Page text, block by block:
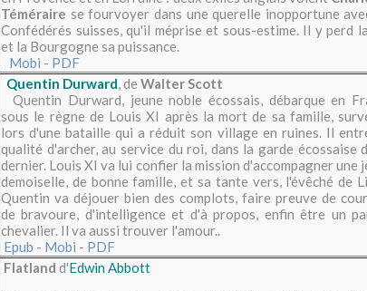
Téméraire se fourvoyer dans une querelle inopportune
Confédérés suisses, qu'il méprise et sous-estime. Il y perd
et la Bourgogne sa puissance.
Mobi - PDF
Quentin Durward, de Walter Scott
Quentin Durward, jeune noble écossais, débarque en
sous le règne de Louis XI après la mort de sa famille,
lors d'une bataille qui a réduit son village en ruines. Il
qualité d'archer, au service du roi, dans la garde écossaise
dernier. Louis XI va lui confier la mission d'accompagner une
demoiselle, de bonne famille, et sa tante vers, l'évêché de
Quentin va déjouer bien des complots, faire preuve de
de bravoure, d'intelligence et d'à propos, enfin être un
chevalier. Il va aussi trouver l'amour..
Epub - Mobi - PDF
Flatland d'Edwin Abbott